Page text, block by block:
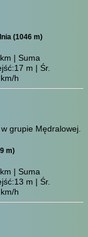
(1046 m)
| Suma
m | Śr.
h
grupie Mędralowej.
m)
| Suma
m | Śr.
h